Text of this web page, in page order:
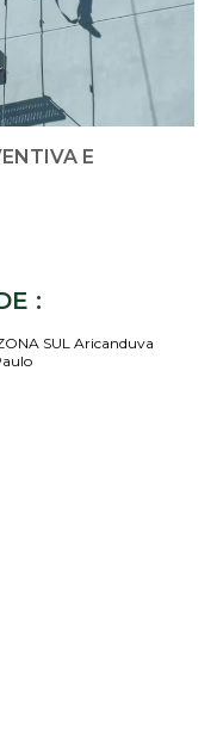
E
:
SUL Aricanduva